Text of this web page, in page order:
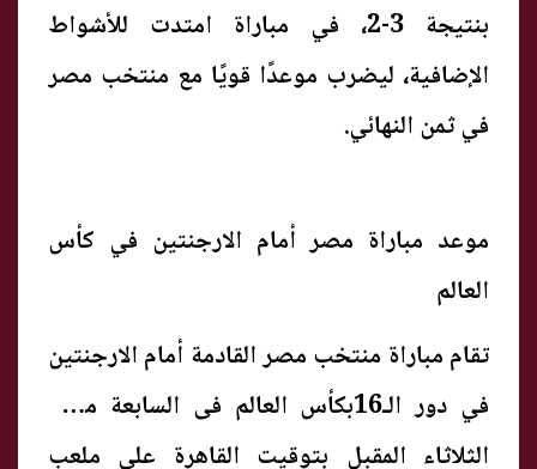
بنتيجة 3-2، في مباراة امتدت للأشواط
الإضافية، ليضرب موعدًا قويًا مع منتخب مصر
في ثمن النهائي.
موعد مباراة مصر أمام الارجنتين في كأس
العالم
تقام مباراة منتخب مصر القادمة أمام الارجنتين
في دور الـ16بكأس العالم فى السابعة مساء
الثلاثاء المقبل بتوقيت القاهرة على ملعب